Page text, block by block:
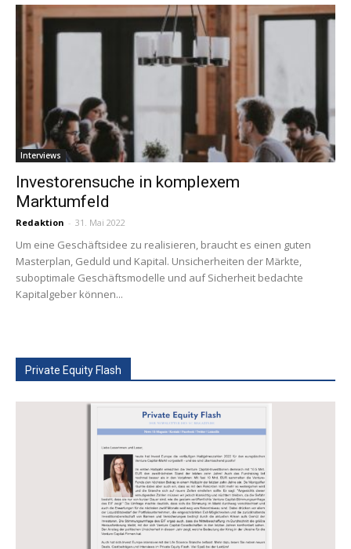
Interviews
Investorensuche in komplexem
Marktumfeld
Redaktion - 31. Mai 2022
Um eine Geschäftsidee zu realisieren, braucht es einen guten
Masterplan, Geduld und Kapital. Unsicherheiten der Märkte,
suboptimale Geschäftsmodelle und auf Sicherheit bedachte
Kapitalgeber können...
Private Equity Flash